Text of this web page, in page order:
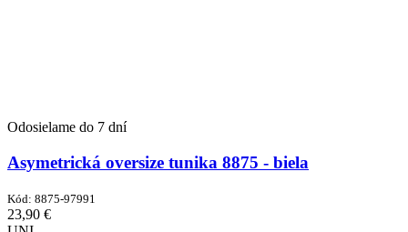
Odosielame do 7 dní
Asymetrická oversize tunika 8875 - biela
Kód: 8875-97991
23,90 €